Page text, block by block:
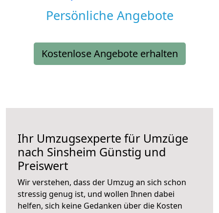
Persönliche Angebote
Kostenlose Angebote erhalten
Ihr Umzugsexperte für Umzüge
nach Sinsheim Günstig und
Preiswert
Wir verstehen, dass der Umzug an sich schon
stressig genug ist, und wollen Ihnen dabei
helfen, sich keine Gedanken über die Kosten